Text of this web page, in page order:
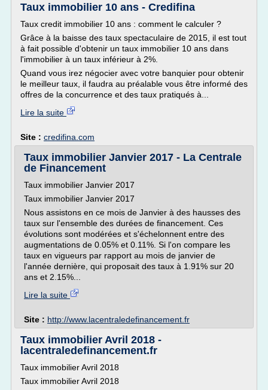
Taux immobilier 10 ans - Credifina
Taux credit immobilier 10 ans : comment le calculer ?
Grâce à la baisse des taux spectaculaire de 2015, il est tout
à fait possible d'obtenir un taux immobilier 10 ans dans
l'immobilier à un taux inférieur à 2%.
Quand vous irez négocier avec votre banquier pour obtenir
le meilleur taux, il faudra au préalable vous être informé des
offres de la concurrence et des taux pratiqués à...
Lire la suite
Site : credifina.com
Taux immobilier Janvier 2017 - La Centrale
de Financement
Taux immobilier Janvier 2017
Taux immobilier Janvier 2017
Nous assistons en ce mois de Janvier à des hausses des
taux sur l'ensemble des durées de financement. Ces
évolutions sont modérées et s'échelonnent entre des
augmentations de 0.05% et 0.11%. Si l'on compare les
taux en vigueurs par rapport au mois de janvier de
l'année dernière, qui proposait des taux à 1.91% sur 20
ans et 2.15%...
Lire la suite
Site : http://www.lacentraledefinancement.fr
Taux immobilier Avril 2018 -
lacentraledefinancement.fr
Taux immobilier Avril 2018
Taux immobilier Avril 2018